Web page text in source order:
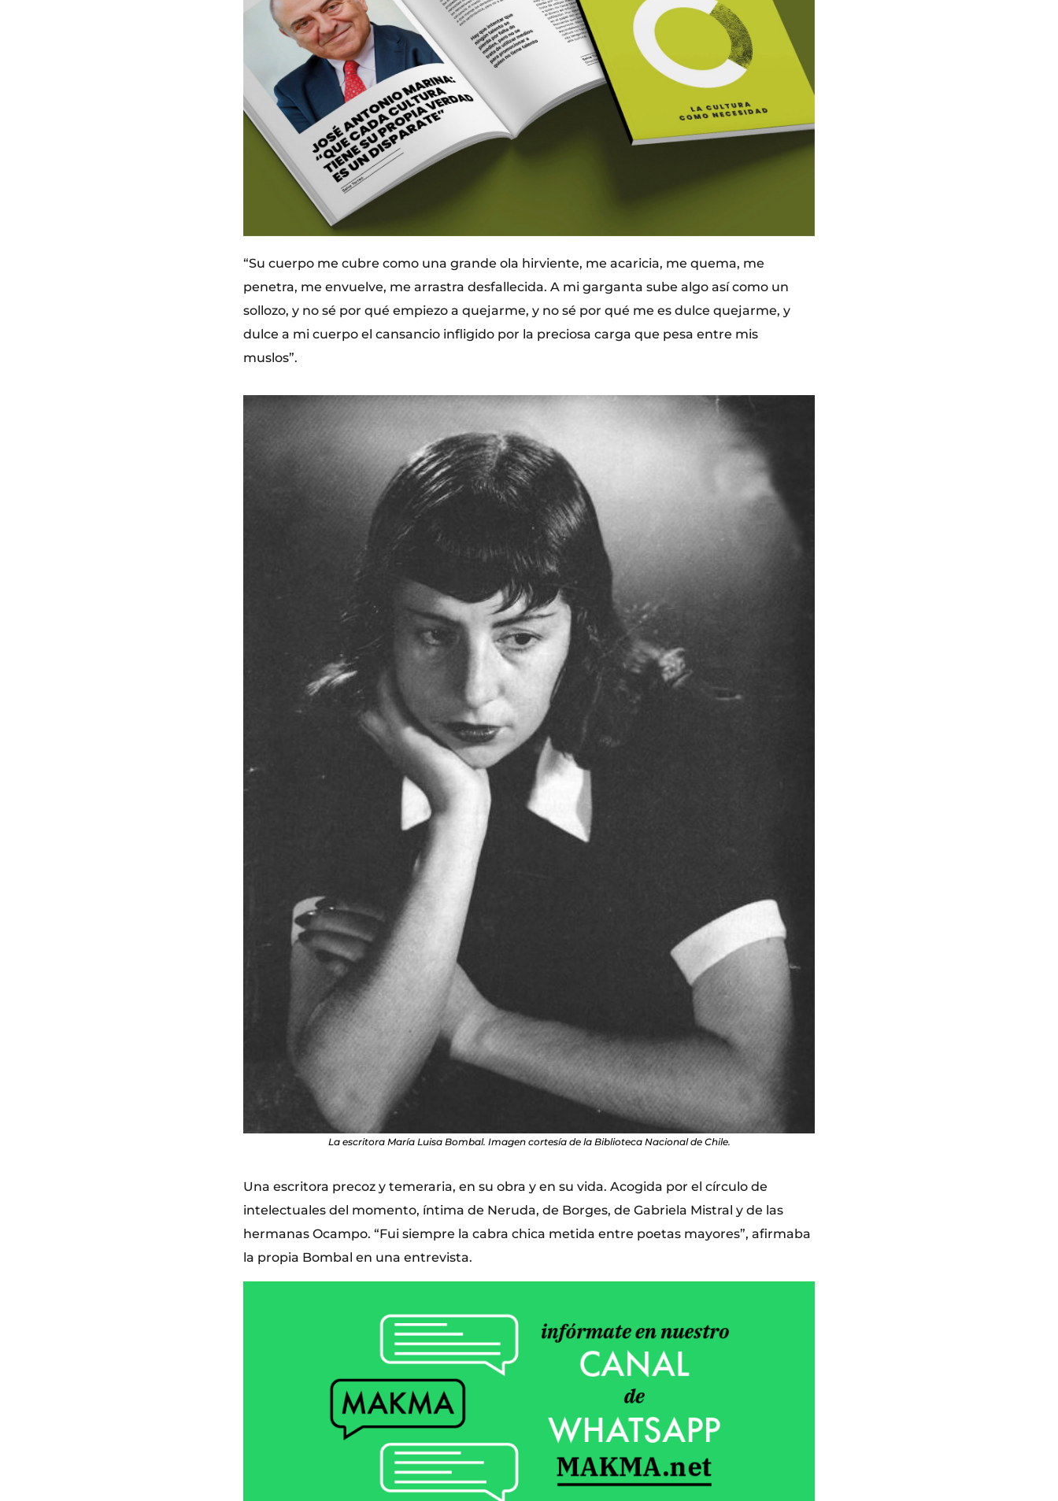
“Su cuerpo me cubre como una grande ola hirviente, me acaricia, me quema, me
penetra, me envuelve, me arrastra desfallecida. A mi garganta sube algo así como un
sollozo, y no sé por qué empiezo a quejarme, y no sé por qué me es dulce quejarme, y
dulce a mi cuerpo el cansancio infligido por la preciosa carga que pesa entre mis
muslos”.
La escritora María Luisa Bombal. Imagen cortesía de la Biblioteca Nacional de Chile.
Una escritora precoz y temeraria, en su obra y en su vida. Acogida por el círculo de
intelectuales del momento, íntima de Neruda, de Borges, de Gabriela Mistral y de las
hermanas Ocampo. “Fui siempre la cabra chica metida entre poetas mayores”, afirmaba
la propia Bombal en una entrevista.